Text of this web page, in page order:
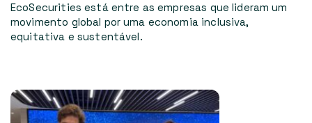
EcoSecurities está entre as empresas que lideram um
movimento global por uma economia inclusiva,
equitativa e sustentável.